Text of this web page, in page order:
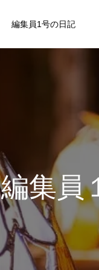
編集員1号の日記
編集員